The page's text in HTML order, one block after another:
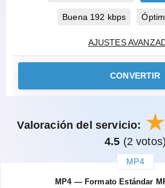
Buena 192 kbps
AJUSTES
CONVERTIR
Valoración del servicio:
4.5 (2 votos)
MP4
MP4 — Formato Estándar